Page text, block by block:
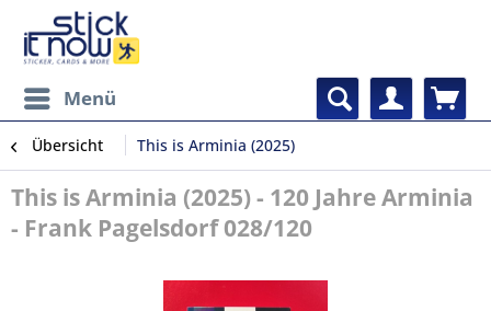
Menü
Übersicht This is Arminia (2025)
This is Arminia (2025) - 120 Jahre Arminia
- Frank Pagelsdorf 028/120